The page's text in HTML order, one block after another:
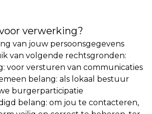
verwerking?
van jouw persoonsgegevens
van volgende rechtsgronden:
voor versturen van communicaties
belang: als lokaal bestuur
burgerparticipatie
belang: om jou te contacteren,